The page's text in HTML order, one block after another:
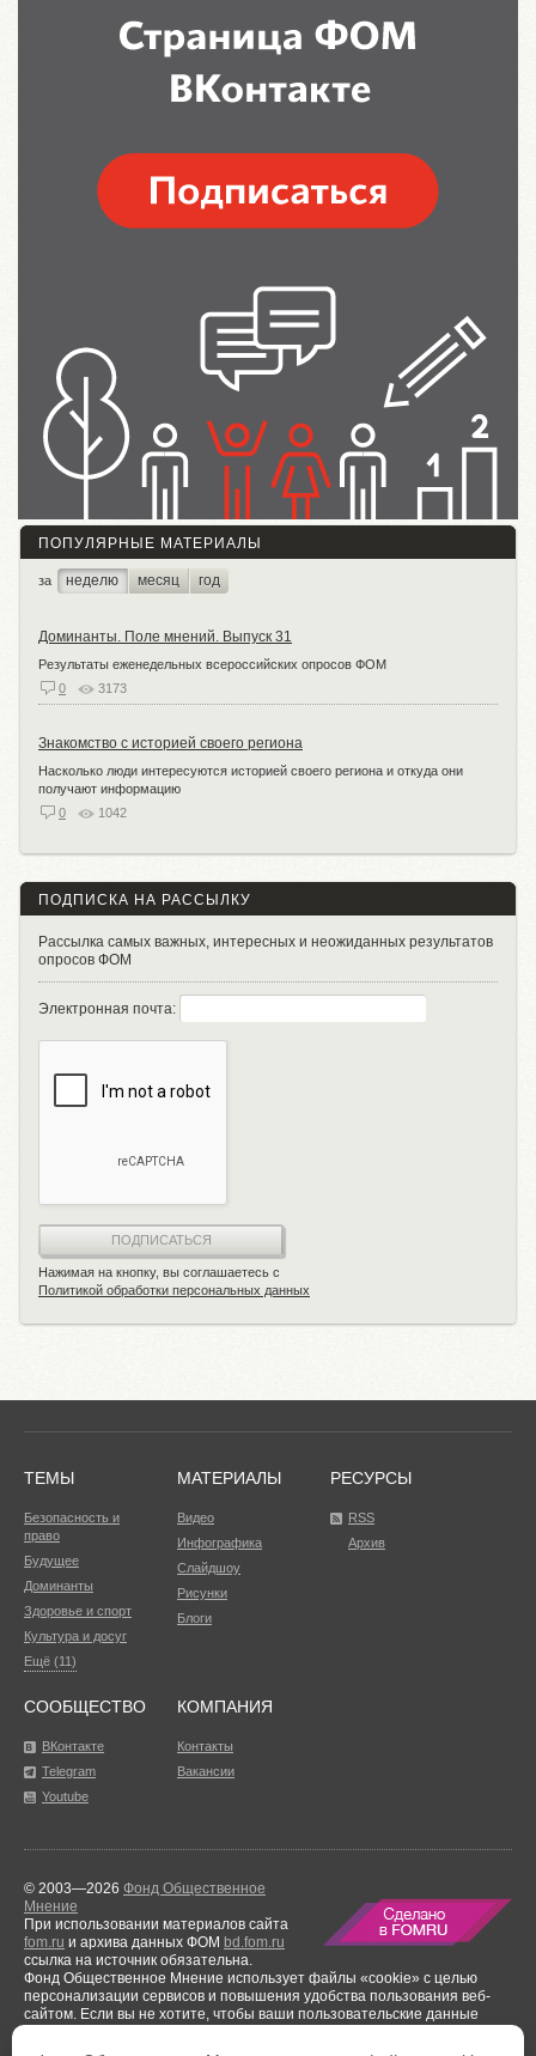
ПОПУЛЯРНЫЕ МАТЕРИАЛЫ
за неделю месяц год
Доминанты. Поле мнений. Выпуск 31
Результаты еженедельных всероссийских опросов ФОМ
0
3173
Знакомство с историей своего региона
Насколько люди интересуются историей своего региона и откуда они
получают информацию
0
1042
ПОДПИСКА НА РАССЫЛКУ
Рассылка самых важных, интересных и неожиданных результатов
опросов ФОМ
Электронная почта:
ПОДПИСАТЬСЯ
Нажимая на кнопку, вы соглашаетесь с
Политикой обработки персональных данных
ТЕМЫ
Безопасность и
право
Будущее
Доминанты
Здоровье и спорт
Культура и досуг
Ещё (11)
МАТЕРИАЛЫ
Видео
Инфографика
Слайдшоу
Рисунки
Блоги
РЕСУРСЫ
RSS
Архив
СООБЩЕСТВО
ВКонтакте
Telegram
Youtube
КОМПАНИЯ
Контакты
Вакансии
© 2003—2026 Фонд Общественное
Мнение
При использовании материалов сайта
fom.ru и архива данных ФОМ bd.fom.ru
ссылка на источник обязательна.
Фонд Общественное Мнение использует файлы «cookie» с целью
персонализации сервисов и повышения удобства пользования веб-
сайтом. Если вы не хотите, чтобы ваши пользовательские данные